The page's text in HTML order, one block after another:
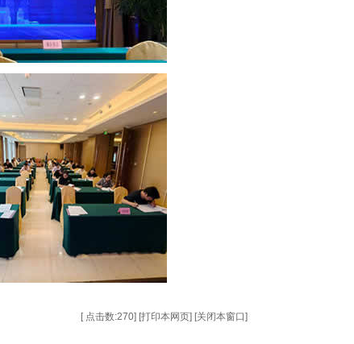
[ 点击数:270] [打印本网页] [关闭本窗口]